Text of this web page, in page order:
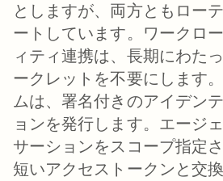
としますが、両方ともロー
ートしています。ワークロ
ィティ連携は、長期にわた
ークレットを不要にします
ムは、署名付きのアイデン
ョンを発行します。エージ
サーションをスコープ指定
短いアクセストークンと交